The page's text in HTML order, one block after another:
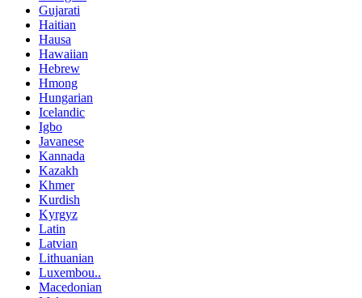
Gujarati
Haitian
Hausa
Hawaiian
Hebrew
Hmong
Hungarian
Icelandic
Igbo
Javanese
Kannada
Kazakh
Khmer
Kurdish
Kyrgyz
Latin
Latvian
Lithuanian
Luxembou..
Macedonian